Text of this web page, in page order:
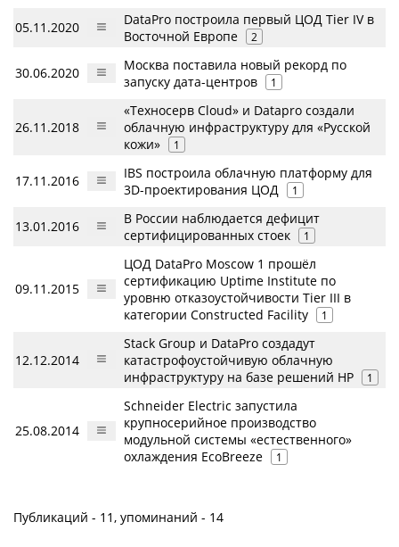
05.11.2020
DataPro построила первый ЦОД Tier IV в
Восточной Европе
2
30.06.2020
Москва поставила новый рекорд по
запуску дата-центров
1
26.11.2018
«Техносерв Cloud» и Datapro создали
облачную инфраструктуру для «Русской
кожи»
1
17.11.2016
IBS построила облачную платформу для
3D-проектирования ЦОД
1
13.01.2016
В России наблюдается дефицит
сертифицированных стоек
1
09.11.2015
ЦОД DataPro Moscow 1 прошёл
сертификацию Uptime Institute по
уровню отказоустойчивости Tier III в
категории Constructed Facility
1
12.12.2014
Stack Group и DataPro создадут
катастрофоустойчивую облачную
инфраструктуру на базе решений HP
1
25.08.2014
Schneider Electric запустила
крупносерийное производство
модульной системы «естественного»
охлаждения EcoBreeze
1
Публикаций - 11, упоминаний - 14